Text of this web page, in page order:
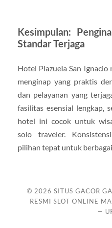
Kesimpulan:
Standar Terjaga
Hotel Plazuela San Ignacio
menginap yang praktis
dan pelayanan yang
fasilitas esensial lengkap,
hotel ini cocok untuk
solo traveler.
pilihan tepat untuk
© 2026 SITUS GACOR
RESMI SLOT ONLINE
—